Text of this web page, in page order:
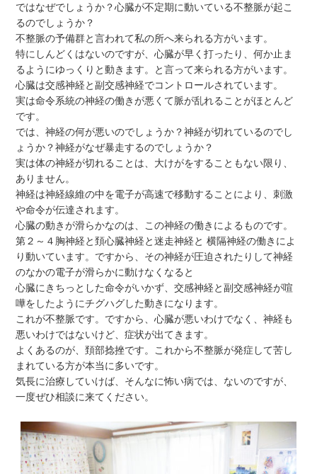
ではなぜでしょうか？心臓が不定期に動いている不整脈が起こ
るのでしょうか？
不整脈の予備群と言われて私の所へ来られる方がいます。
特にしんどくはないのですが、心臓が早く打ったり、何か止ま
るようにゆっくりと動きます。と言って来られる方がいます。
心臓は交感神経と副交感神経でコントロールされています。
実は命令系統の神経の働きが悪くて脈が乱れることがほとんど
です。
では、神経の何が悪いのでしょうか？神経が切れているのでし
ょうか？神経がなぜ暴走するのでしょうか？
実は体の神経が切れることは、大けがをすることもない限り、
ありません。
神経は神経線維の中を電子が高速で移動することにより、刺激
や命令が伝達されます。
心臓の動きが滑らかなのは、この神経の働きによるものです。
第２～４胸神経と頚心臓神経と迷走神経と 横隔神経の働きによ
り動いています。ですから、その神経が圧迫されたりして神経
のなかの電子が滑らかに動けなくなると
心臓にきちっとした命令がいかず、交感神経と副交感神経が喧
嘩をしたようにチグハグした動きになります。
これが不整脈です。ですから、心臓が悪いわけでなく、神経も
悪いわけではないけど、症状が出てきます。
よくあるのが、頚部捻挫です。これから不整脈が発症して苦し
まれている方が本当に多いです。
気長に治療していけば、そんなに怖い病では、ないのですが、
一度ぜひ相談に来てください。